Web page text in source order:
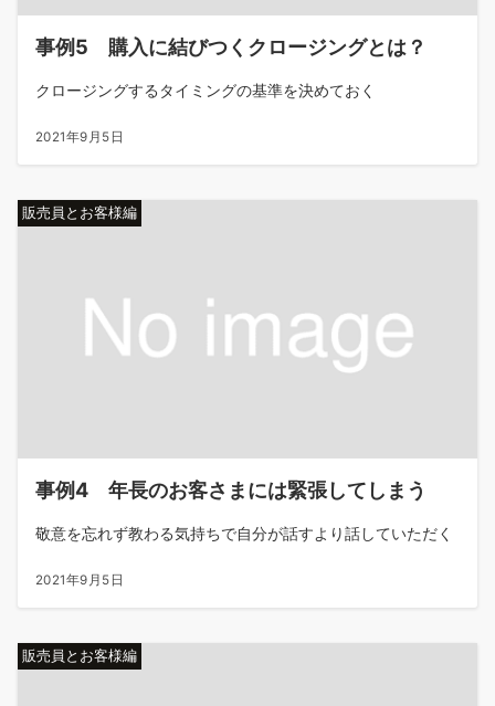
事例5 購入に結びつくクロージングとは？
クロージングするタイミングの基準を決めておく
2021年9月5日
販売員とお客様編
事例4 年長のお客さまには緊張してしまう
敬意を忘れず教わる気持ちで自分が話すより話していただく
2021年9月5日
販売員とお客様編